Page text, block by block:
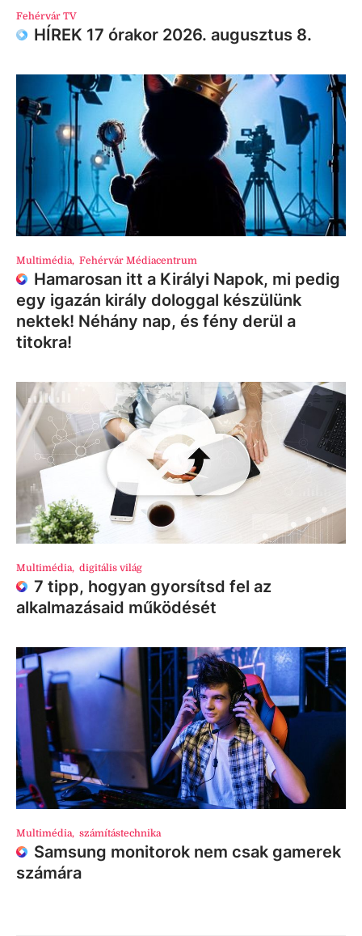
Fehérvár TV
HÍREK 17 órakor 2026. augusztus 8.
Multimédia, Fehérvár Médiacentrum
Hamarosan itt a Királyi Napok, mi pedig
egy igazán király dologgal készülünk
nektek! Néhány nap, és fény derül a
titokra!
Multimédia, digitális világ
7 tipp, hogyan gyorsítsd fel az
alkalmazásaid működését
Multimédia, számítástechnika
Samsung monitorok nem csak gamerek
számára